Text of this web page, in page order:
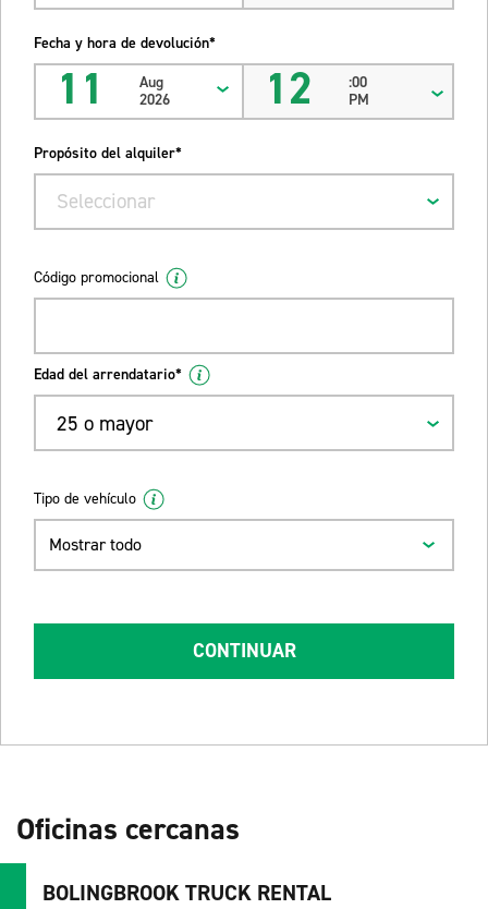
Fecha y hora de devolución*
11
Aug
2026
12
:00
PM
Propósito del alquiler*
Seleccionar
Código promocional
Edad del arrendatario*
25 o mayor
Tipo de vehículo
Mostrar todo
CONTINUAR
Oficinas cercanas
BOLINGBROOK TRUCK RENTAL